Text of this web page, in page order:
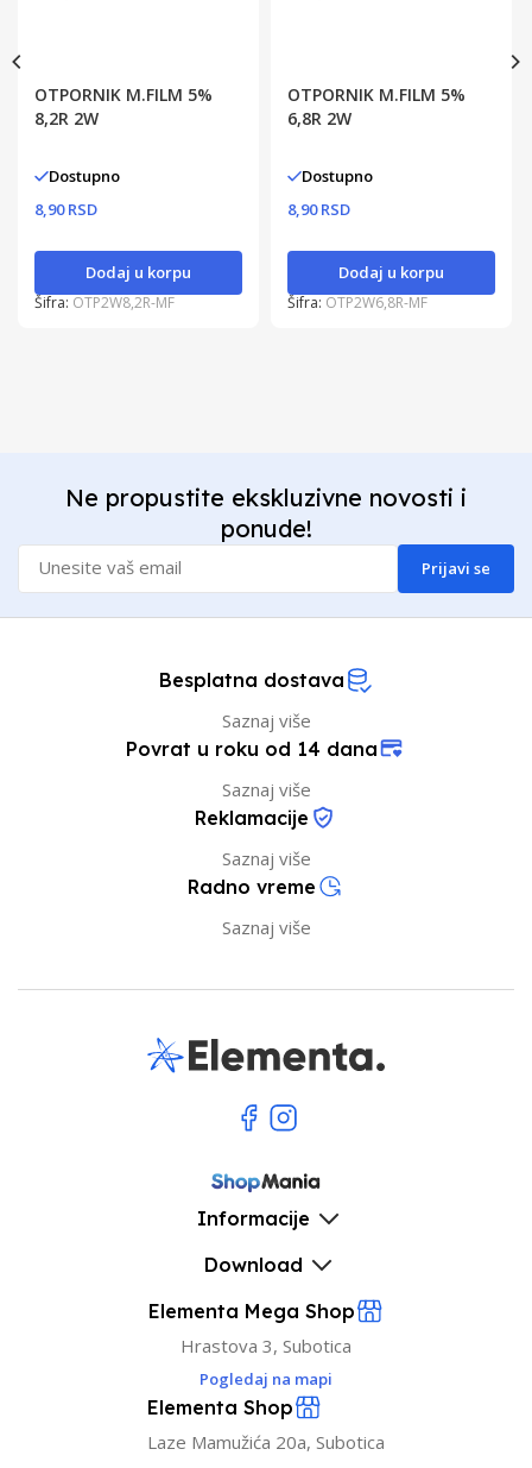
OTPORNIK M.FILM 5%
8,2R 2W
Dostupno
8,90 RSD
Dodaj u korpu
Šifra: OTP2W8,2R-MF
OTPORNIK M.FILM 5%
6,8R 2W
Dostupno
8,90 RSD
Dodaj u korpu
Šifra: OTP2W6,8R-MF
Ne propustite ekskluzivne novosti i
ponude!
Prijavi se
Besplatna dostava
Saznaj više
Povrat u roku od 14 dana
Saznaj više
Reklamacije
Saznaj više
Radno vreme
Saznaj više
Informacije
Download
Elementa Mega Shop
Hrastova 3, Subotica
Pogledaj na mapi
Elementa Shop
Laze Mamužića 20a, Subotica